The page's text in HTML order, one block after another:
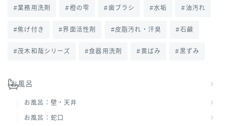
業務用洗剤 橙の雫 歯ブラシ 水垢 油汚れ
焦げ付き 界面活性剤 皮脂汚れ・汗臭 石鹸
茂木和哉シリーズ 食器用洗剤 黄ばみ 黒ずみ
お風呂
お風呂：壁・天井
お風呂：蛇口